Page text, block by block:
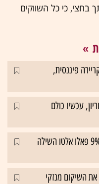
בחצי, כי כל השווקים
פיננסית,
עכשיו כולם
נעילה חיובית בת"א; אורמת זינקה ב-9% פאלו אלטו השילה
השיקום מנזקי